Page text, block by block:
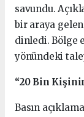
savundu.
bir araya
dinledi. Bölge
yönündeki
“20 Bin
Basın